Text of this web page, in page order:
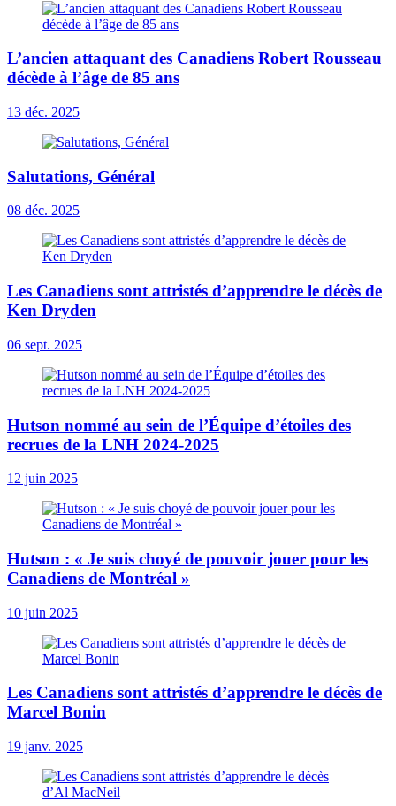
L’ancien attaquant des Canadiens Robert Rousseau
décède à l’âge de 85 ans
13 déc. 2025
Salutations, Général
08 déc. 2025
Les Canadiens sont attristés d’apprendre le décès de
Ken Dryden
06 sept. 2025
Hutson nommé au sein de l’Équipe d’étoiles des
recrues de la LNH 2024-2025
12 juin 2025
Hutson : « Je suis choyé de pouvoir jouer pour les
Canadiens de Montréal »
10 juin 2025
Les Canadiens sont attristés d’apprendre le décès de
Marcel Bonin
19 janv. 2025